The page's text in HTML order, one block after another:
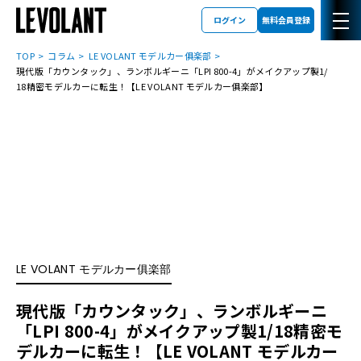
ログイン 無料会員登録
TOP コラム
LE VOLANT モデルカー俱楽部
現代版「カウンタック」、ランボルギーニ「LPI 800-4」がメイクアップ製1/
18精密モデルカーに転生！【LE VOLANT モデルカー俱楽部】
LE VOLANT モデルカー俱楽部
現代版「カウンタック」、ランボルギーニ
「LPI 800-4」がメイクアップ製1/18精密モ
デルカーに転生！【LE VOLANT モデルカー